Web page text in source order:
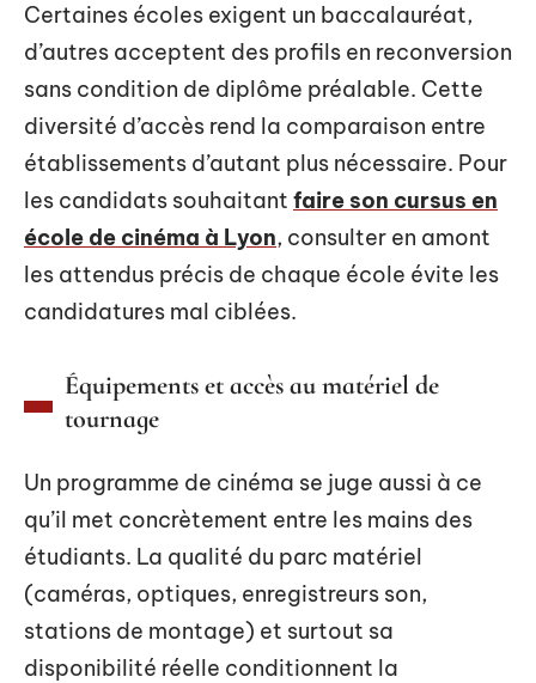
Certaines écoles exigent un baccalauréat,
d’autres acceptent des profils en reconversion
sans condition de diplôme préalable. Cette
diversité d’accès rend la comparaison entre
établissements d’autant plus nécessaire. Pour
les candidats souhaitant faire son cursus en
école de cinéma à Lyon, consulter en amont
les attendus précis de chaque école évite les
candidatures mal ciblées.
Équipements et accès au matériel de
tournage
Un programme de cinéma se juge aussi à ce
qu’il met concrètement entre les mains des
étudiants. La qualité du parc matériel
(caméras, optiques, enregistreurs son,
stations de montage) et surtout sa
disponibilité réelle conditionnent la